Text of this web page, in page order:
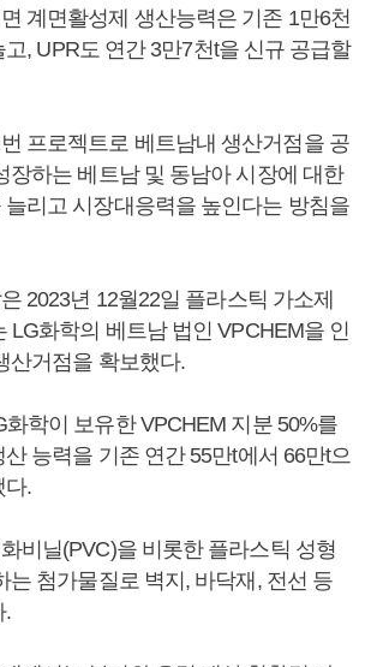
계면활성제 생산능력은 기존 1만6천
, UPR도 연간 3만7천t을 신규 공급할
프로젝트로 베트남내 생산거점을 공
장하는 베트남 및 동남아 시장에 대한
리고 시장대응력을 높인다는 방침을
2023년 12월22일 플라스틱 가소제
LG화학의 베트남 법인 VPCHEM을 인
산거점을 확보했다.
학이 보유한 VPCHEM 지분 50%를
능력을 기존 연간 55만t에서 66만t으
다.
비닐(PVC)을 비롯한 플라스틱 성형
는 첨가물질로 벽지, 바닥재, 전선 등
.